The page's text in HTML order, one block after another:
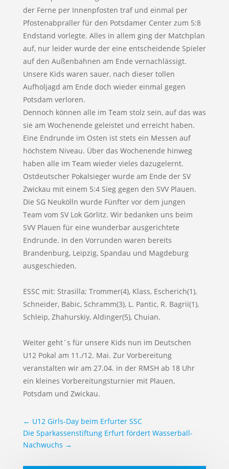
der Ferne per Innenpfosten traf und einmal per
Pfostenabpraller für den Potsdamer Center zum 5:8
Endstand vorlegte. Alles in allem ging der Matchplan
auf, nur leider wurde der eine entscheidende Spieler
auf den Außenbahnen am Ende vernachlässigt.
Unsere Kids waren sauer, nach dieser tollen
Aufholjagd am Ende doch wieder einmal gegen
Potsdam verloren.
Dennoch können alle im Team stolz sein, auf das was
sie am Wochenende geleistet und erreicht haben.
Eine Endrunde im Osten ist stets ein Messen auf
höchstem Niveau. Über das Wochenende hinweg
haben alle im Team wieder vieles dazugelernt.
Ostdeutscher Pokalsieger wurde am Ende der SV
Zwickau mit einem 5:4 Sieg gegen den SVV Plauen.
Die SG Neukölln wurde Fünfter vor dem jungen
Team vom SV Lok Görlitz. Wir bedanken uns beim
SVV Plauen für eine wunderbar ausgerichtete
Endrunde. In den Vorrunden waren bereits
Brandenburg, Leipzig, Spandau und Magdeburg
ausgeschieden.
ESSC mit: Strasilla; Trommer(4), Klass, Escherich(1),
Schneider, Babic, Schramm(3), L. Pantic, R. Bagrii(1),
Schleip, Zhahurskiy, Aldinger(5), Chuian.
Weiter geht´s für unsere Kids nun im Deutschen
U12 Pokal am 11./12. Mai. Zur Vorbereitung
veranstalten wir am 27.04. in der RMSH ab 18 Uhr
ein kleines Vorbereitungsturnier mit Plauen,
Potsdam und Zwickau.
← U12 Girls-Day beim Erfurter SSC
Die Sparkassenstiftung Erfurt fördert Wasserball-
Nachwuchs →